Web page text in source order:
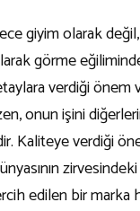
giyim olarak
görme
verdiği
onun işini
Kaliteye verdiği
edilen bir marka